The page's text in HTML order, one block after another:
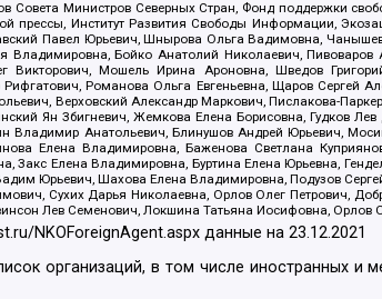
Совета Министров Северных Стран, Фонд поддержки
прессы, Институт Развития Свободы Информации,
Павел Юрьевич, Шнырова Ольга Вадимовна,
Владимировна, Бойко Анатолий Николаевич, Пивоваров
Викторович, Мошель Ирина Ароновна, Шведов
Романова Ольга Евгеньевна, Щаров Сергей
Верховский Александр Маркович, Пислакова-
Ян Збигневич, Жемкова Елена Борисовна, Гудков
Владимир Анатольевич, Блинушов Андрей Юрьевич,
Елена Владимировна, Баженова Светлана
Закс Елена Владимировна, Буртина Елена Юрьевна,
Юрьевич, Шахова Елена Владимировна, Подузов
Сухих Дарья Николаевна, Орлов Олег Петрович,
Лев Семенович, Локшина Татьяна Иосифовна,
NKOForeignAgent.aspx данные на23.12.2021
организаций, в том числе иностранных и